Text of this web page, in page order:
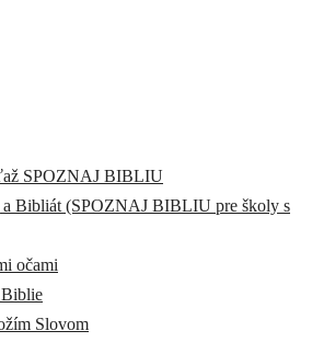
SPOZNAJ BIBLIU
a Bibliát (SPOZNAJ BIBLIU pre školy s
očami
Slovom